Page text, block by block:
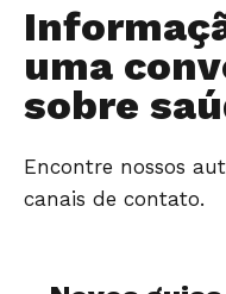
uma
sobre
Encontre nossos
canais de contato.